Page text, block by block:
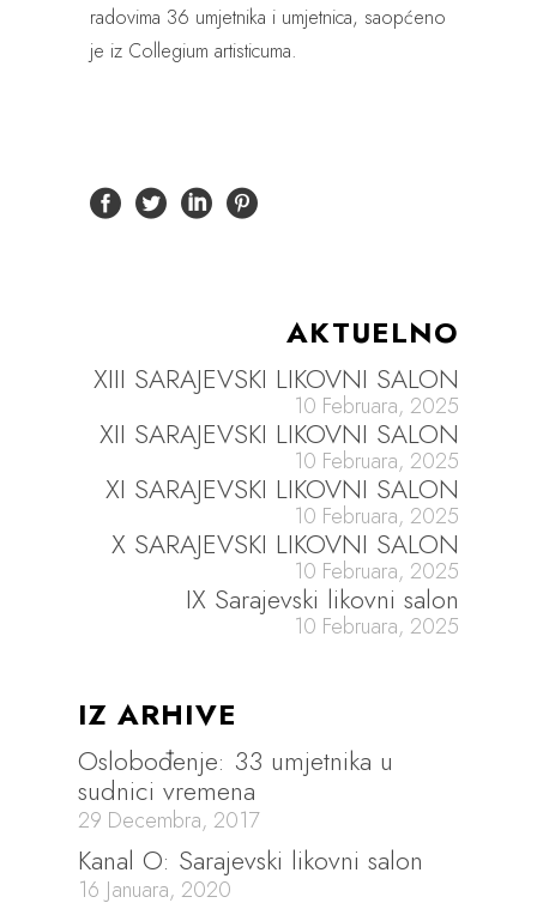
radovima 36 umjetnika i umjetnica, saopćeno
je iz Collegium artisticuma.
AKTUELNO
XIII SARAJEVSKI LIKOVNI SALON
10 Februara, 2025
XII SARAJEVSKI LIKOVNI SALON
10 Februara, 2025
XI SARAJEVSKI LIKOVNI SALON
10 Februara, 2025
X SARAJEVSKI LIKOVNI SALON
10 Februara, 2025
IX Sarajevski likovni salon
10 Februara, 2025
IZ ARHIVE
Oslobođenje: 33 umjetnika u
sudnici vremena
29 Decembra, 2017
Kanal O: Sarajevski likovni salon
16 Januara, 2020